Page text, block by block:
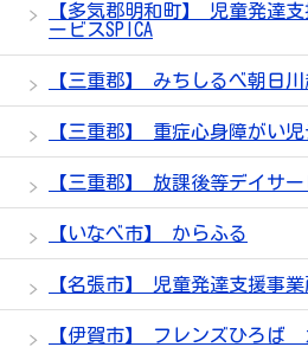
【多気郡明和町】 児童発達
ービスSPICA
【三重郡】 みちしるべ朝日川
【三重郡】 重症心身障がい
【三重郡】 放課後等デイサ
【いなべ市】 からふる
【名張市】 児童発達支援事
【伊賀市】 フレンズひろば